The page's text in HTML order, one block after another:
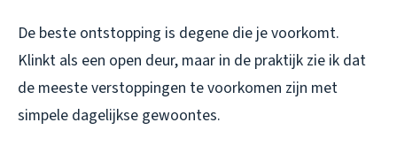
De beste ontstopping is degene die je voorkomt.
Klinkt als een open deur, maar in de praktijk zie ik dat
de meeste verstoppingen te voorkomen zijn met
simpele dagelijkse gewoontes.